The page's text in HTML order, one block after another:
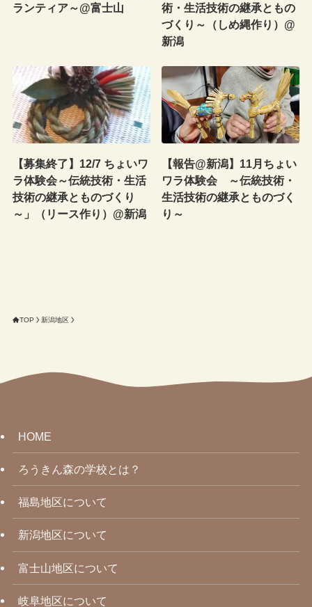
ランティア～@富士山
術・生活技術の継承ともの
づくり～（しめ縄作り）@
新潟
【募集終了】12/7 ちょいワ
ラ体験会～伝統技術・生活
技術の継承とものづくり
～」（リース作り）@新潟
【報告@新潟】11月ちょい
ワラ体験会 ～伝統技術・
生活技術の継承とものづく
り～
TOP 新潟地区
HOME
ろうきん森の学校とは？
福島地区について
新潟地区について
富士山地区について
岐阜地区について